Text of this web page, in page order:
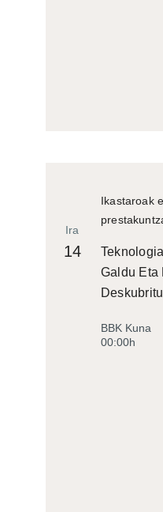
Ikastaroak
Ira
14
Galdu Eta
Deskubritu
BBK Kuna
00:00h